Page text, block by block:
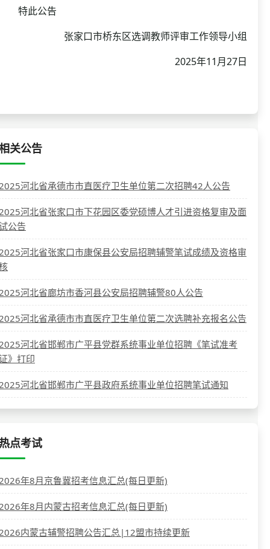
此公告
张家口市桥东区选调教师评审工作领导小组
2025年11月27日
关公告
河北省承德市市直医疗卫生单位第二次招聘42人公告
河北省张家口市下花园区委党硕博人才引进资格复审及面
公告
河北省张家口市康保县公安局招聘辅警笔试成绩及资格审
河北省廊坊市香河县公安局招聘辅警80人公告
河北省承德市市直医疗卫生单位第二次选聘补充报名公告
河北省邯郸市广平县党群系统事业单位招聘《笔试准考
》打印
河北省邯郸市广平县政府系统事业单位招聘笔试通知
点考试
年8月京鲁冀招考信息汇总(每日更新)
年8月内蒙古招考信息汇总(每日更新)
内蒙古辅警招聘公告汇总|12盟市持续更新